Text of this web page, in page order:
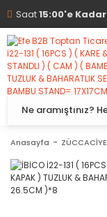
Saat15:00'e Kadar
Anasayfa ZÜCCACİYE